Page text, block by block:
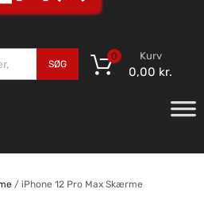
SØG
Kurv
0,00 kr.
0
/ iPhone 12 Pro Max Skærme